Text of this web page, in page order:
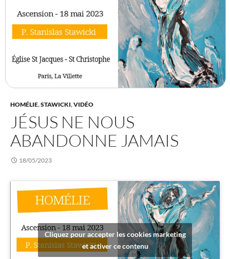
HOMÉLIE,STAWICKI,VIDÉO
JÉSUS NE NOUS
ABANDONNE JAMAIS
18/05/2023
Cliquez pour accepter les cookies marketing
et activer ce contenu